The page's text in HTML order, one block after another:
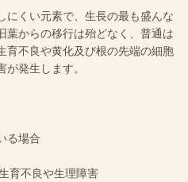
にくい元素で、生長の最も盛んな
葉からの移行は殆どなく、普通は
育不良や黄化及び根の先端の細胞
発生します。
る場合
育不良や生理障害